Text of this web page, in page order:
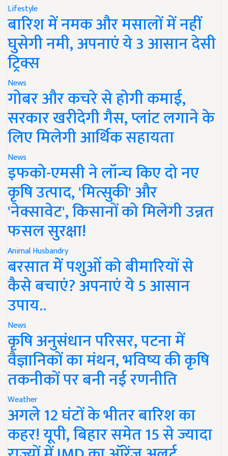
Lifestyle
बारिश में नमक और मसालों में नहीं
घुसेगी नमी, अपनाएं ये 3 आसान देसी
ट्रिक्स
News
गोबर और कचरे से होगी कमाई,
सरकार खरीदेगी गैस, प्लांट लगाने के
लिए मिलेगी आर्थिक सहायता
News
इफको-एमसी ने लॉन्च किए दो नए
कृषि उत्पाद, 'मित्सुकी' और
'नेक्सावेट', किसानों को मिलेगी उन्नत
फसल सुरक्षा!
Animal Husbandry
बरसात में पशुओं को बीमारियों से
कैसे बचाएं? अपनाएं ये 5 आसान
उपाय..
News
कृषि अनुसंधान परिसर, पटना में
वैज्ञानिकों का मंथन, भविष्य की कृषि
तकनीकों पर बनी नई रणनीति
Weather
अगले 12 घंटों के भीतर बारिश का
कहर! यूपी, बिहार समेत 15 से ज्यादा